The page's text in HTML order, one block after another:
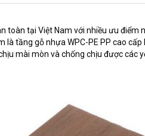
tại Việt Nam với nhiều ưu điểm
tầng gỗ nhựa WPC-PE PP cao cấp
mài mòn và chống chịu được các